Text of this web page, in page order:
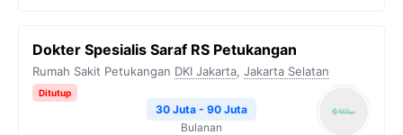
Dokter Spesialis Saraf RS Petukangan
Rumah Sakit Petukangan DKI Jakarta, Jakarta Selatan
Ditutup
30 Juta - 90 Juta
Bulanan